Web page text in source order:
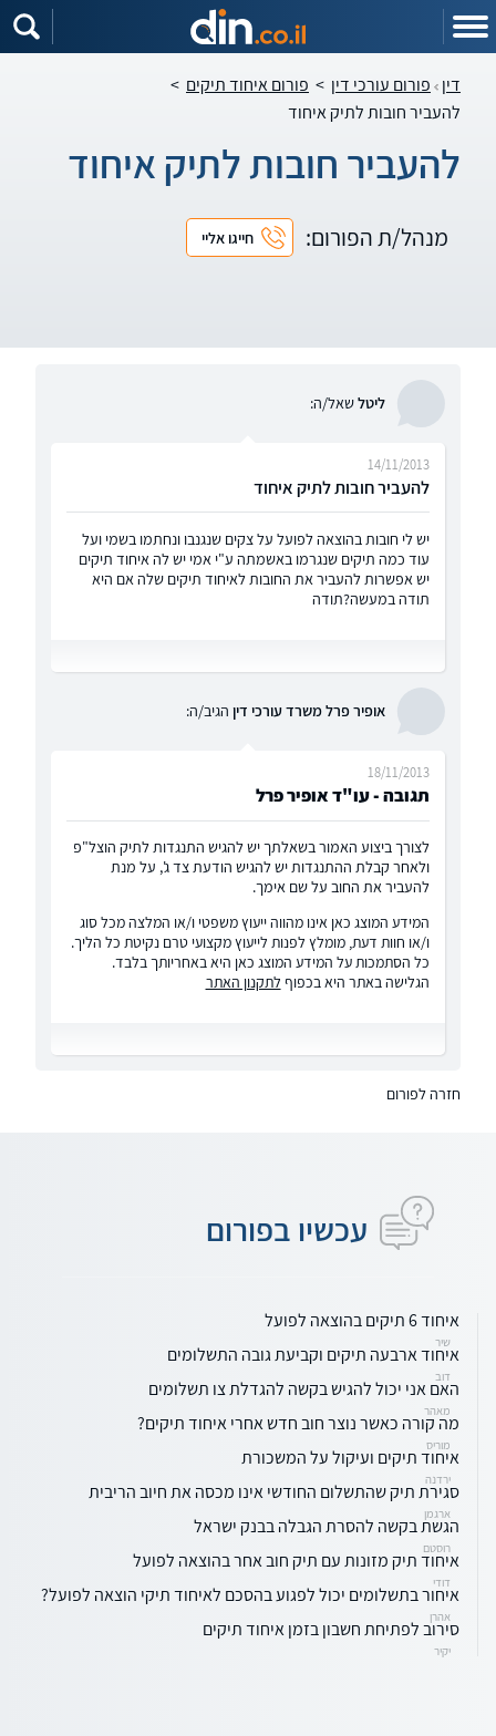
דין פורום עורכי דין > פורום איחוד תיקים >
להעביר חובות לתיק איחוד
להעביר חובות לתיק איחוד
מנהל/ת הפורום: חייגו אליי
ליטלשאל/ה:
להעביר חובות לתיק איחוד
14/11/2013
יש לי חובות בהוצאה לפועל על צקים שנגנבו ונחתמו בשמי ועל
עוד כמה תיקים שנגרמו באשמתה ע"י אמי יש לה איחוד תיקים
יש אפשרות להעביר את החובות לאיחוד תיקים שלה אם היא
תודה במעשה?תודה
אופיר פרל משרד עורכי דין הגיב/ה:
תגובה - עו"ד אופיר פרל
18/11/2013
לצורך ביצוע האמור בשאלתך יש להגיש התנגדות לתיק הוצל"פ
ולאחר קבלת ההתנגדות יש להגיש הודעת צד ג', על מנת
להעביר את החוב על שם אימך.
המידע המוצג כאן אינו מהווה ייעוץ משפטי ו/או המלצה מכל סוג
ו/או חוות דעת, מומלץ לפנות לייעוץ מקצועי טרם נקיטת כל הליך.
כל הסתמכות על המידע המוצג כאן היא באחריותך בלבד.
הגלישה באתר היא בכפוף לתקנון האתר
חזרה לפורום
עכשיו בפורום
איחוד 6 תיקים בהוצאה לפועל
שיר
איחוד ארבעה תיקים וקביעת גובה התשלומים
דוב
האם אני יכול להגיש בקשה להגדלת צו תשלומים
מאהר
מה קורה כאשר נוצר חוב חדש אחרי איחוד תיקים?
מוריס
איחוד תיקים ועיקול על המשכורת
ירדנה
סגירת תיק שהתשלום החודשי אינו מכסה את חיוב הריבית
ארגמן
הגשת בקשה להסרת הגבלה בבנק ישראל
רוסטם
איחוד תיק מזונות עם תיק חוב אחר בהוצאה לפועל
דודי
איחור בתשלומים יכול לפגוע בהסכם לאיחוד תיקי הוצאה לפועל?
אהרן
סירוב לפתיחת חשבון בזמן איחוד תיקים
יקיר